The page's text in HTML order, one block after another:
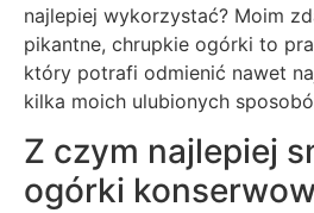
najlepiej wykorzystać? Moim
pikantne, chrupkie ogórki to
który potrafi odmienić nawet
kilka moich ulubionych
Z czym najlepiej
ogórki